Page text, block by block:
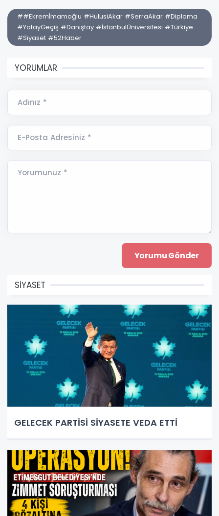
##Ekremİmamoğlu #HulusiAkar #SerraAkar #Diploma
#YatayGeçiş #Danıştay #İstanbulÜniversitesi #Türkiye
#Siyaset #52Haber
YORUMLAR
Adınız *
E-Posta Adresiniz *
Yorumunuz *
SİYASET
GELECEK PARTİSİ SİYASETE VEDA ETTİ